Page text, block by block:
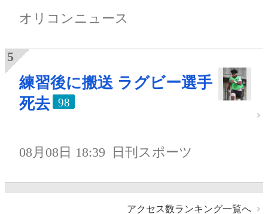
オリコンニュース
練習後に搬送 ラグビー選手
死去
98
08月08日 18:39 日刊スポーツ
アクセス数ランキング一覧へ